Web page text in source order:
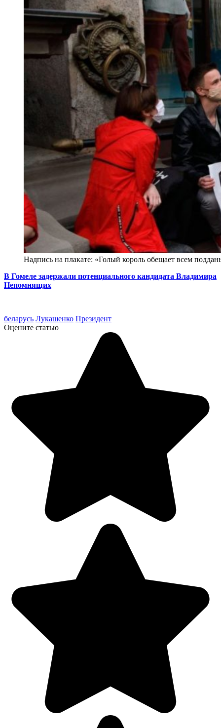
Надпись на плакате: «Голый король обещает всем
В Гомеле задержали потенциального кандидата Владимира
Непомнящих
беларусь Лукашенко Президент
Оцените статью